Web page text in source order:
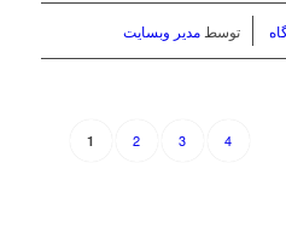
توسط مدیر وبسایت
1 2 3 4